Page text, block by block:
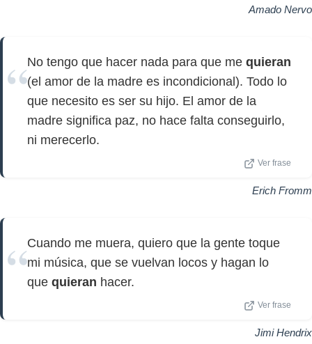
Amado Nervo
No tengo que hacer nada para que me quieran
(el amor de la madre es incondicional). Todo lo
que necesito es ser su hijo. El amor de la
madre significa paz, no hace falta conseguirlo,
ni merecerlo.
Ver frase
Erich Fromm
Cuando me muera, quiero que la gente toque
mi música, que se vuelvan locos y hagan lo
que quieran hacer.
Ver frase
Jimi Hendrix